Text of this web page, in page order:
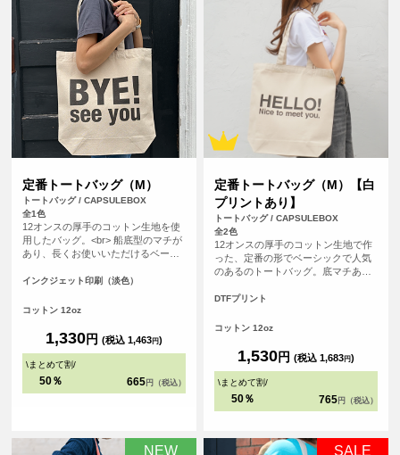
定番トートバッグ（M）
トートバッグ / CAPSULEBOX
全1色
12オンスの厚手のコットン生地を使
用したバッグ。<br> 船底型のマチが
あり、長くお使いいただけるベーシ
<br> 印刷は白色を印刷しない、フル
囲を印刷いただけるので、ノベルテ
インクジェット印刷（淡色）
コットン 12oz
1,330円 (税込 1,463円)
\まとめて割/
50％ 665 円（税込）
定番トートバッグ（M）【白
プリントあり】
トートバッグ / CAPSULEBOX
全2色
12オンスの厚手のコットン生地で作
った、定番の形でベーシックで人気
のあるのトートバッグ。底マチあり
バッグです。使用用途も多様なの
ても、販売用としても、オリジナル
DTFプリント
コットン 12oz
1,530円 (税込 1,683円)
\まとめて割/
50％ 765 円（税込）
NEW SALE